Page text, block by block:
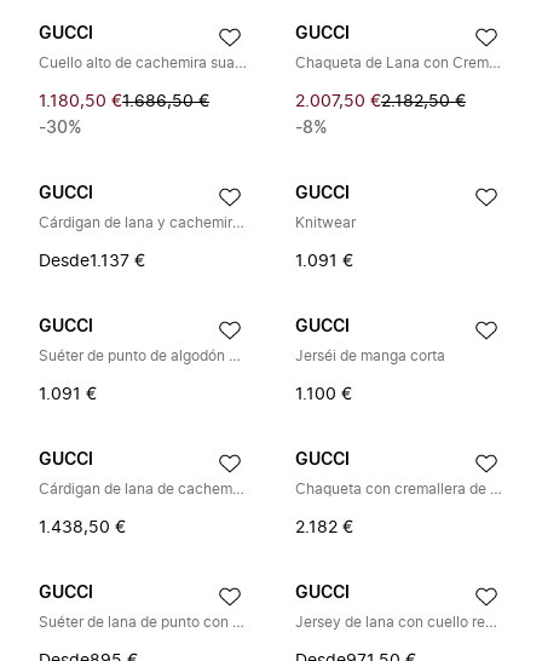
GUCCI
Cuello alto de cachemira suave y fino
1.180,50 €1.686,50 €
-30%
GUCCI
Chaqueta de Lana con Cremallera y Punto Trenzado Woven Stitch
2.007,50 €2.182,50 €
-8%
GUCCI
Cárdigan de lana y cachemira con bordado
Desde1.137 €
GUCCI
Knitwear
1.091 €
GUCCI
Suéter de punto de algodón y lana con intarsia
1.091 €
GUCCI
Jerséi de manga corta
1.100 €
GUCCI
Cárdigan de lana de cachemira con bordado
1.438,50 €
GUCCI
Chaqueta con cremallera de lana tejida con punto
2.182 €
GUCCI
Suéter de lana de punto con intarsia
GUCCI
Jersey de lana con cuello redondo